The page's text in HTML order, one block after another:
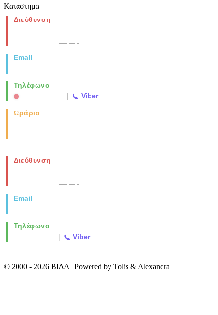
Κατάστημα
Διεύθυνση
Email
Τηλέφωνο
| Viber
Ωράριο
Διεύθυνση
Email
Τηλέφωνο
| Viber
© 2000 - 2026 ΒΙΔΑ | Powered by Tolis & Alexandra